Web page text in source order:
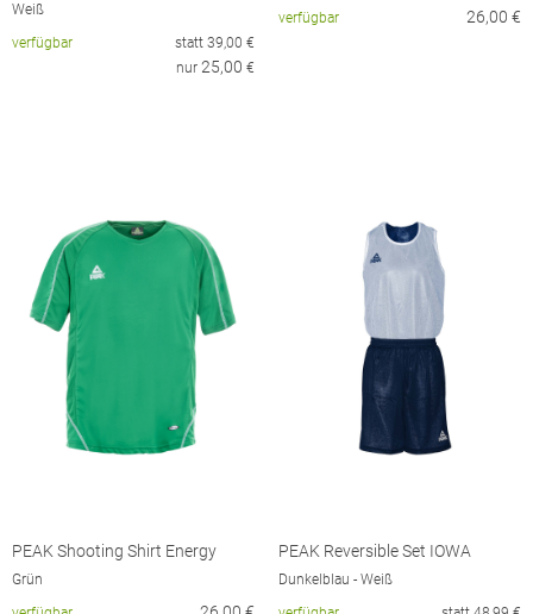
Weiß
verfügbar
statt 39,00 €
nur 25,00 €
verfügbar
26,00 €
PEAK Shooting Shirt Energy
Grün
PEAK Reversible Set IOWA
Dunkelblau - Weiß